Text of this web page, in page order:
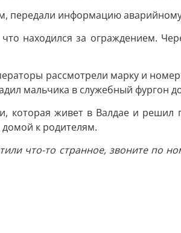
передали информацию
находился за ограждением.
рассмотрели марку и
мальчика в служебный фургон
живет в Валдае и решил
к родителям.
что-то странное, звоните по